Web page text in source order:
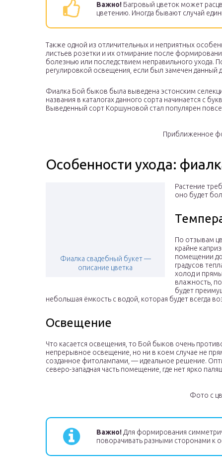
Важно! Багровый цветок может
цветению. Иногда бывают случай
Также одной из отличительных и неприятных
листьев розетки и их отмирание после
болезнью или последствием неправильного ухода.
регулировкой освещения, если был замечен данный
Фиалка Бой быков была выведена эстонским
названия в каталогах данного сорта начинается с
Выведенный сорт Коршуновой стал популярен
Приближенное
Особенности ухода:
Фиалка свадебный букет —
описание цветка
Растение
оно будет
По отзывам
крайне
помещении
градусов
холод и
влажность,
будет
небольшая ёмкость с водой, которая будет всегда
Освещение
Что касается освещения, то Бой быков очень
непрерывное освещение, но ни в коем случае не
созданное фитолампами, — идеальное решение.
северо-западная часть помещение, где нет ярко
Фото с
Важно! Для формирования
поворачивать разными сторонами к